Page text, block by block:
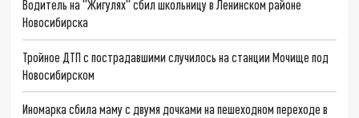
Водитель на "Жигулях" сбил школьницу в Ленинском районе
Новосибирска
Тройное ДТП с пострадавшими случилось на станции Мочище под
Новосибирском
Иномарка сбила маму с двумя дочками на пешеходном переходе в